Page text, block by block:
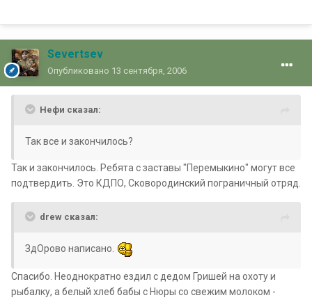
Severtsev
Опубликовано 13 сентября, 2006
Нефи сказал:
Так все и закончилось?
Так и закончилось. Ребята с заставы "Перемыкино" могут все
подтвердить. Это КДПО, Сковородинский пограничный отряд.
drew сказал:
ЗдОрово написано.
Спасибо. Неоднократно ездил с дедом Гришей на охоту и
рыбалку, а белый хлеб бабы с Нюры со свежим молоком -